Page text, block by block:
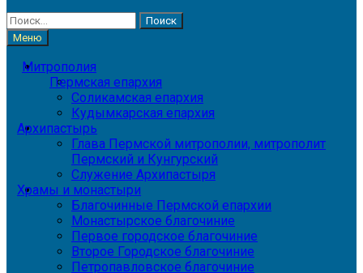
Найти:
Меню
Митрополия
Пермская епархия
Соликамская епархия
Кудымкарская епархия
Архипастырь
Глава Пермской митрополии, митрополит
Пермский и Кунгурский
Служение Архипастыря
Храмы и монастыри
Благочинные Пермской епархии
Монастырское благочиние
Первое городское благочиние
Второе Городское благочиние
Петропавловское благочиние